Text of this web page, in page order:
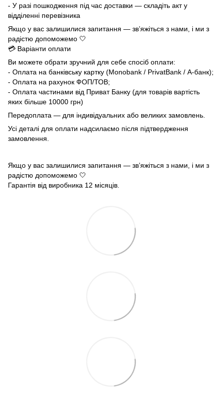
- У разі пошкодження під час доставки — складіть акт у
відділенні перевізника
Якщо у вас залишилися запитання — зв’яжіться з нами, і ми з
радістю допоможемо 🤍
💳 Варіанти оплати
Ви можете обрати зручний для себе спосіб оплати:
- Оплата на банківську картку (Monobank / PrivatBank / А-банк);
- Оплата на рахунок ФОП/ТОВ;
- Оплата частинами від Приват Банку (для товарів вартість
яких більше 10000 грн)
Передоплата — для індивідуальних або великих замовлень.
Усі деталі для оплати надсилаємо після підтвердження
замовлення.
Якщо у вас залишилися запитання — зв’яжіться з нами, і ми з
радістю допоможемо 🤍
Гарантія від виробника 12 місяців.